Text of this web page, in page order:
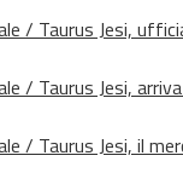
/ Taurus Jesi,
/ Taurus Jesi,
/ Taurus Jesi, il